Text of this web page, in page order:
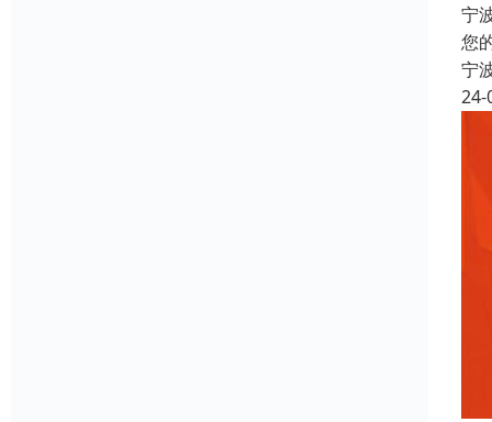
宁
您
宁
24-